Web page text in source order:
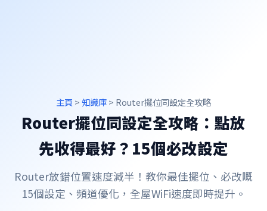
主頁 > 知識庫> Router擺位同設定全攻略
Router擺位同設定全攻略：點放
先收得最好？15個必改設定
Router放錯位置速度減半！教你最佳擺位、必改嘅
15個設定、頻道優化，全屋WiFi速度即時提升。